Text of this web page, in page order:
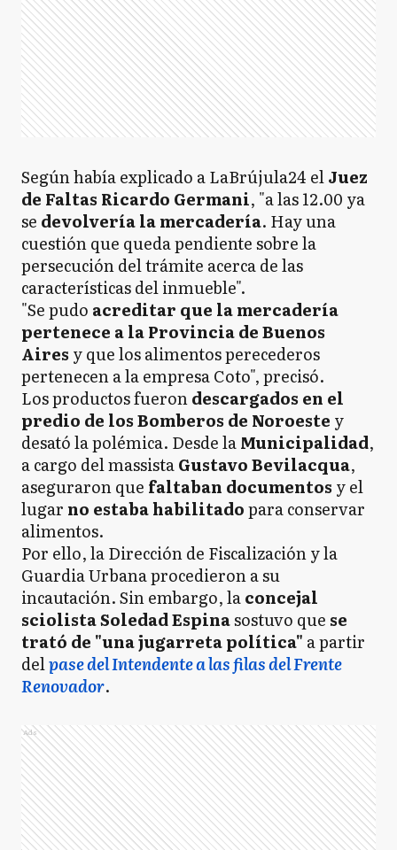
Según había explicado a LaBrújula24 elJuez
de Faltas Ricardo Germani, "a las 12.00 ya
se devolvería la mercadería. Hay una
cuestión que queda pendiente sobre la
persecución del trámite acerca de las
características del inmueble".
"Se pudo acreditar que la mercadería
pertenece a la Provincia de Buenos
Aires y que los alimentos perecederos
pertenecen a la empresa Coto", precisó.
Los productos fuerondescargados en el
predio de los Bomberos de Noroeste y
desató la polémica. Desde laMunicipalidad,
a cargo del massistaGustavo Bevilacqua,
aseguraron que faltaban documentos y el
lugar no estaba habilitadopara conservar
alimentos.
Por ello, la Dirección de Fiscalización y la
Guardia Urbana procedieron a su
incautación. Sin embargo, laconcejal
sciolista Soledad Espinasostuvo que se
trató de "una jugarreta política" a partir
delpase del Intendente a las filas del Frente
Renovador.
Ads